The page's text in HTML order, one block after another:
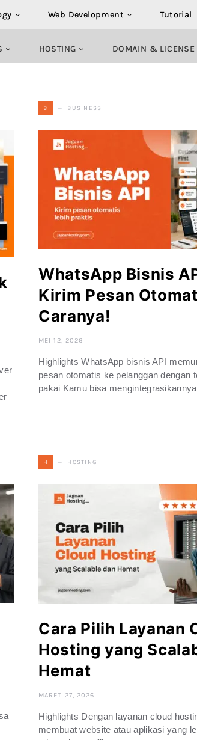
Web Development Tutorial
HOSTING DOMAIN & LICENSE
B BUSINESS
WhatsApp Bisnis
Kirim Pesan
Caranya!
MEI 12, 2026
Highlights WhatsApp bisnis API
pesan otomatis ke pelanggan dengan
pakai Kamu bisa
H HOSTING
Cara Pilih Layanan
Hosting yang
Hemat
MARET 27, 2026
Highlights Dengan layanan cloud
membuat website atau aplikasi yang